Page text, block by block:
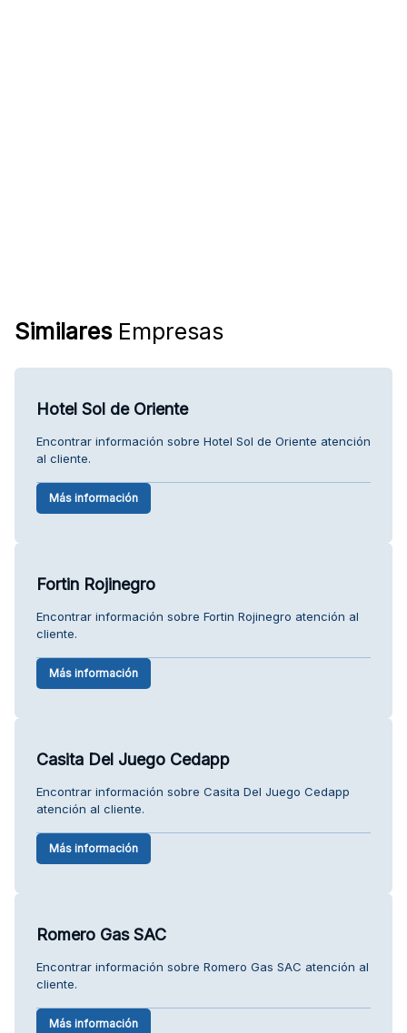
SimilaresEmpresas
Hotel Sol de Oriente
Encontrar información sobre Hotel Sol de Oriente atención
al cliente.
Más información
Fortin Rojinegro
Encontrar información sobre Fortin Rojinegro atención al
cliente.
Más información
Casita Del Juego Cedapp
Encontrar información sobre Casita Del Juego Cedapp
atención al cliente.
Más información
Romero Gas SAC
Encontrar información sobre Romero Gas SAC atención al
cliente.
Más información